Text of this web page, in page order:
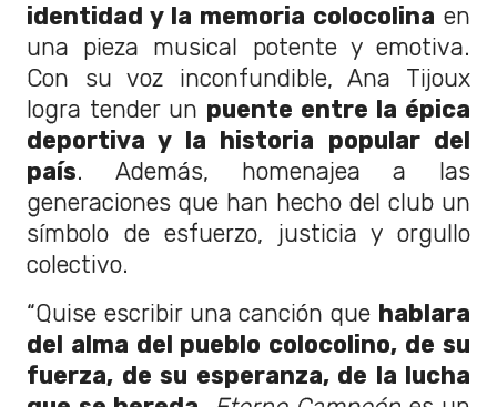
identidad y la memoria colocolina en
una pieza musical potente y emotiva.
Con su voz inconfundible, Ana Tijoux
logra tender un puente entre la épica
deportiva y la historia popular del
país. Además, homenajea a las
generaciones que han hecho del club un
símbolo de esfuerzo, justicia y orgullo
colectivo.
“Quise escribir una canción que hablara
del alma del pueblo colocolino, de su
fuerza, de su esperanza, de la lucha